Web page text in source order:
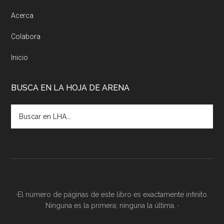
Acerca
Colabora
Inicio
BUSCA EN LA HOJA DE ARENA
·El número de páginas de este libro es exactamente infinito.
Ninguna es la primera; ninguna la última. ·